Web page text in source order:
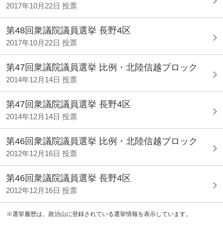
2017年10月22日 投票
第48回衆議院議員選挙 長野4区
2017年10月22日 投票
第47回衆議院議員選挙 比例・北陸信越ブロック
2014年12月14日 投票
第47回衆議院議員選挙 長野4区
2014年12月14日 投票
第46回衆議院議員選挙 比例・北陸信越ブロック
2012年12月16日 投票
第46回衆議院議員選挙 長野4区
2012年12月16日 投票
※選挙履歴は、政治山に登録されている選挙情報を表示しています。